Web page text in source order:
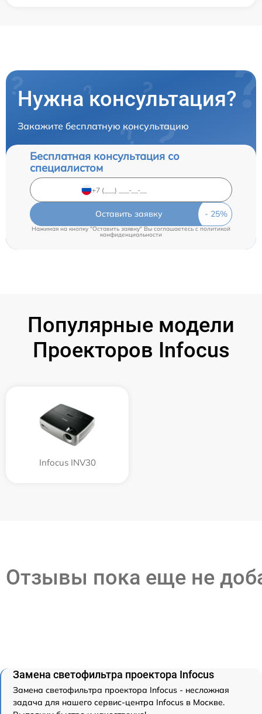
Нужна консультация?
Закажите бесплатную консультацию
Бесплатная консультация со
специалистом
Оставить заявку
Нажимая на кнопку "Оставить заявку" Вы соглашаетесь c политикой
конфиденциальности
Популярные модели
Проекторов Infocus
Infocus INV30
Отзывы пока еще не
Замена светофильтра проектора Infocus
Замена светофильтра проектора Infocus - несложная
задача для нашего сервис-центра Infocus в Москве.